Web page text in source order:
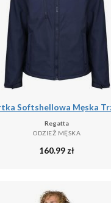
Regatta
ODZIEŻ MĘSKA
160.99 zł